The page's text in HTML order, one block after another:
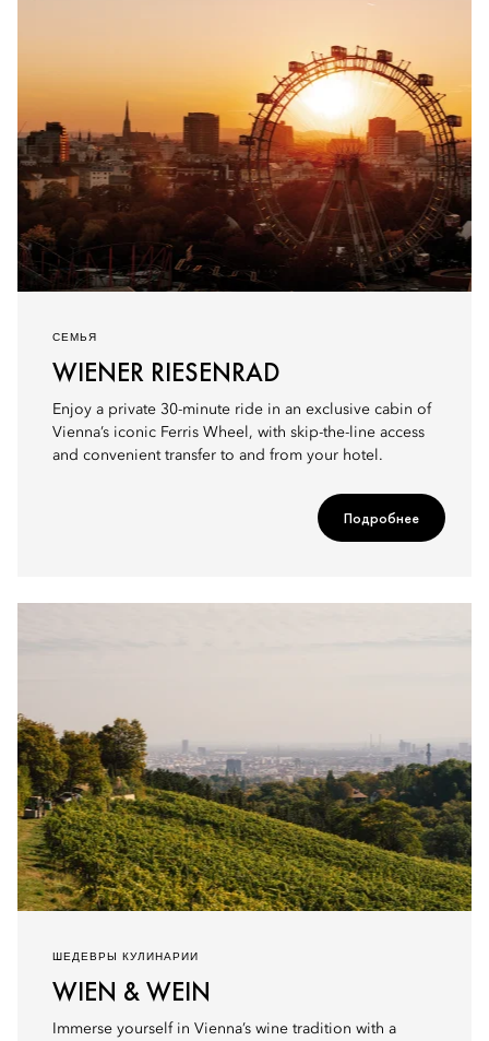
СЕМЬЯ
WIENER RIESENRAD
Enjoy a private 30-minute ride in an exclusive cabin of
Vienna’s iconic Ferris Wheel, with skip-the-line access
and convenient transfer to and from your hotel.
Подробнее
ШЕДЕВРЫ КУЛИНАРИИ
WIEN & WEIN
Immerse yourself in Vienna’s wine tradition with a